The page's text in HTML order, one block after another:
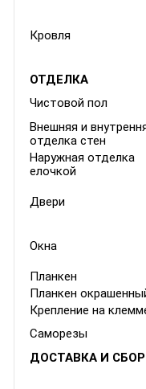
Кровля
ОТДЕЛКА
Чистовой пол
Внешняя и
отделка стен
Наружная отделка
елочкой
Двери
Окна
Планкен
Планкен
Крепление на
Саморезы
ДОСТАВКА И